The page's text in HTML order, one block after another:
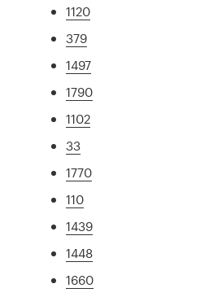
1120
379
1497
1790
1102
33
1770
110
1439
1448
1660